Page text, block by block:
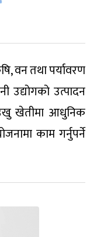
वन तथा पर्यावरण
उद्योगको उत्पादन
उखु खेतीमा आधुनिक
काम गर्नुपर्ने